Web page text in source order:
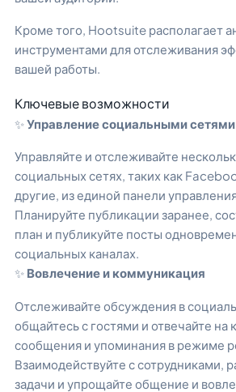
Кроме того, Hootsuite располагает
инструментами для отслеживания
вашей работы.
Ключевые возможности
✨Управление социальными сетями
Управляйте и отслеживайте
социальных сетях, таких как
другие, из единой панели
Планируйте публикации заранее,
план и публикуйте посты
социальных каналах.
✨ Вовлечение и коммуникация
Отслеживайте обсуждения в
общайтесь с гостями и отвечайте на
сообщения и упоминания в режиме
Взаимодействуйте с сотрудниками,
задачи и упрощайте общение и